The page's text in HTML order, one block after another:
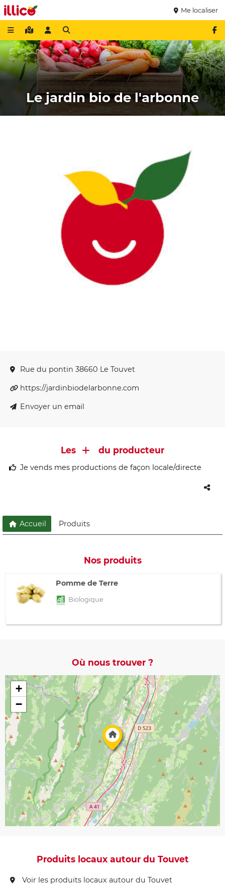
Me localiser
Le jardin bio de l'arbonne
Rue du pontin 38660 Le Touvet
https://jardinbiodelarbonne.com
Envoyer un email
Les du producteur
Je vends mes productions de façon locale/directe
Accueil Produits
Nos produits
Pomme de Terre
Biologique
Où nous trouver ?
+
−
Produits locaux autour du Touvet
Voir les produits locaux autour du Touvet